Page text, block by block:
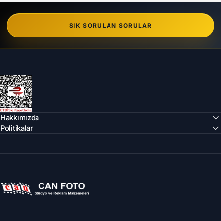
SIK SORULAN SORULAR
Can Foto Stüdyo ve Reklam Malzemeleri
Hakkımızda
Politikalar
Can Foto Stüdyo ve Reklam Malzemeleri